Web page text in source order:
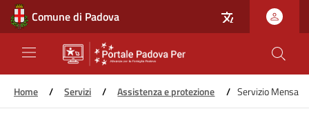
Comune di Padova
Home / Servizi / Assistenza e protezione / Servizio Mensa